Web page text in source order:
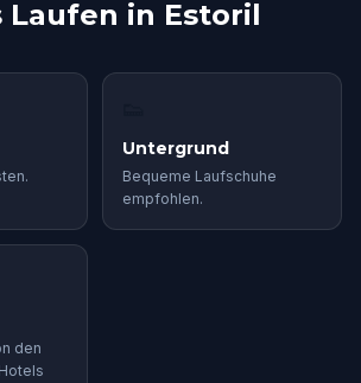
Laufen in Estoril
Untergrund
Bequeme Laufschuhe
empfohlen.
den